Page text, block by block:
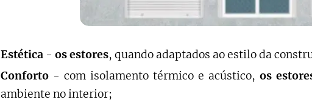
Estética- os estores, quando adaptados ao estilo da
Conforto- com isolamento térmico e acústico, os
ambiente no interior;